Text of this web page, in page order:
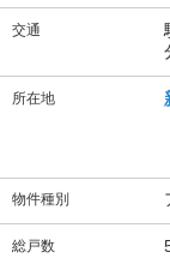
交通
所在地
物件種別
総戸数